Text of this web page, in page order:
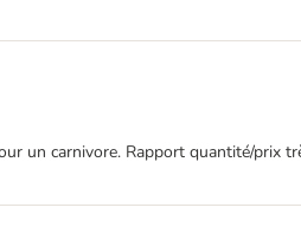
un carnivore. Rapport quantité/prix